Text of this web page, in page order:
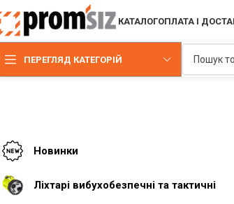
КАТАЛОГОПЛАТА І
ПЕРЕГЛЯД КАТЕГОРІЙ
Новинки
Ліхтарі вибухобезпечні та тактичні